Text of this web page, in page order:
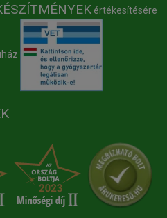
értékesítésére